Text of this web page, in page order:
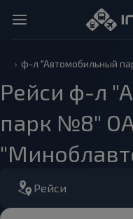
ф-л "Автомобильный
Рейси ф-л
парк №8"
Рейси